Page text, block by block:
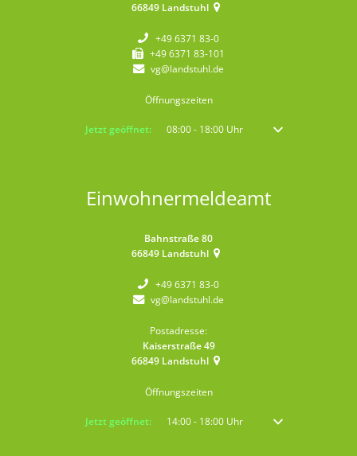
66849 Landstuhl
+49 6371 83-0
+49 6371 83-101
vg@landstuhl.de
Öffnungszeiten
Klicken, um weitere Öffnungs- oder Schließzeiten auszublenden
Jetzt geöffnet: 08:00- 18:00Uhr Von 08:00 bis 18:00
Einwohnermeldeamt
Bahnstraße 80
66849 Landstuhl
+49 6371 83-0
vg@landstuhl.de
Postadresse:
Kaiserstraße 49
66849 Landstuhl
Öffnungszeiten
Klicken, um weitere Öffnungs- oder Schließzeiten auszublenden
Jetzt geöffnet: 14:00- 18:00Uhr Von 14:00 bis 18:00